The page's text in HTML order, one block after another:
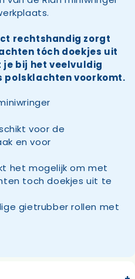
rechtshandig zorgt
tóch doekjes uit
je bij het veelvuldig
polsklachten voorkomt.
voor de
en voor
het mogelijk om met
toch doekjes uit te
gietrubber rollen met